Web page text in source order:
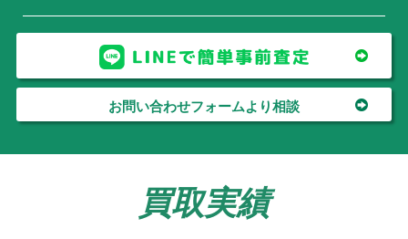
お問い合わせフォームより相談
買取実績